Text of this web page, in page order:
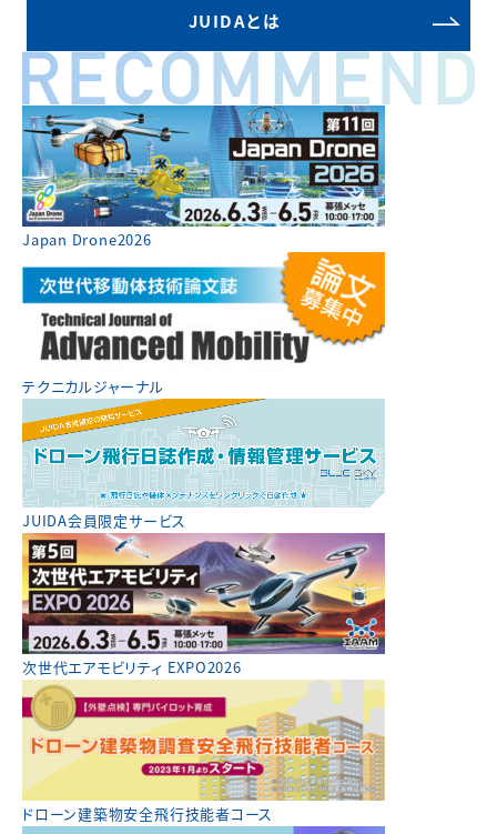
JUIDAとは
Japan Drone2026
テクニカルジャーナル
JUIDA会員限定サービス
次世代エアモビリティ EXPO2026
ドローン建築物安全飛行技能者コース